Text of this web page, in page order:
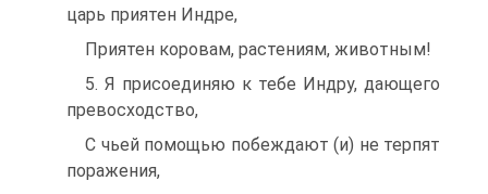
царь приятен Индре,
Приятен коровам, растениям, животным!
5. Я присоединяю к тебе Индру, дающего
превосходство,
C чьей помощью побеждают (и) не терпят
поражения,